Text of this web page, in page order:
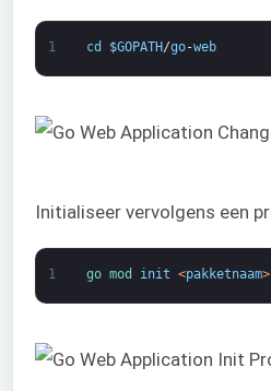
1 cd $GOPATH/go-web
Initialiseer vervolgens een
1 go mod init <pakketnaam>